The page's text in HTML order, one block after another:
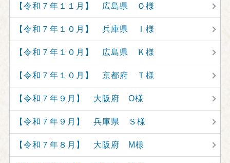
【令和７年１１月】 広島県 Ｏ様
【令和７年１０月】 兵庫県 Ｉ様
【令和７年１０月】 広島県 Ｋ様
【令和７年１０月】 京都府 Ｔ様
【令和７年９月】 大阪府 O様
【令和７年９月】 兵庫県 Ｓ様
【令和７年８月】 大阪府 M様